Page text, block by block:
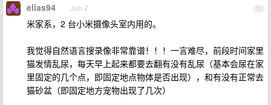
11
elias94 Jun 2
米家系，2 台小米摄像头室内用的。
我觉得自然语言搜录像非常靠谱！！！一言难尽，前段时间家里
猫发情乱尿，每天早上起来都要去翻有没有乱尿（基本会尿在家
里固定的几个点，即固定地点物体是否出现），和有没有正常去
猫砂盆（即固定地方宠物出现了几次）